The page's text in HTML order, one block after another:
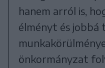
hanem arról is,
élményt és jobbá
önkormányzat